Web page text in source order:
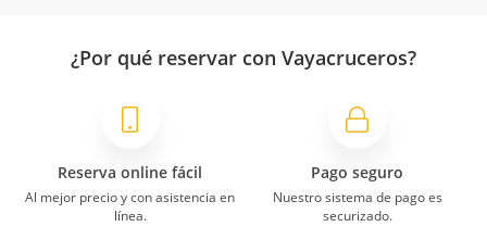
¿Por qué reservar con Vayacruceros?
Reserva online fácil
Al mejor precio y con asistencia en
línea.
Pago seguro
Nuestro sistema de pago es
securizado.